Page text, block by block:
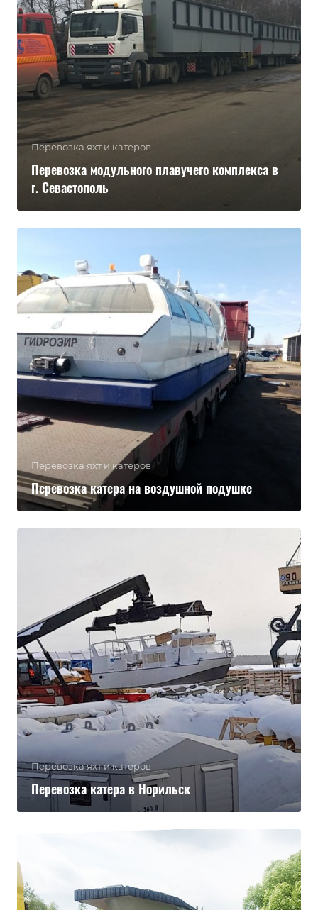
Перевозка яхт и катеров
Перевозка модульного плавучего комплекса в
г. Севастополь
Перевозка яхт и катеров
Перевозка катера на воздушной подушке
Перевозка яхт и катеров
Перевозка катера в Норильск